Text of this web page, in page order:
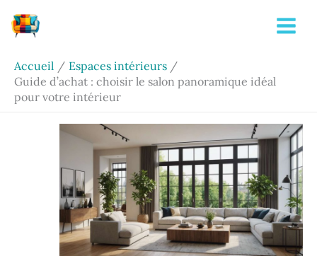
au
Accueil
Espaces intérieurs
Guide d’achat : choisir le salon panoramique idéal
pour votre intérieur
Rechercher